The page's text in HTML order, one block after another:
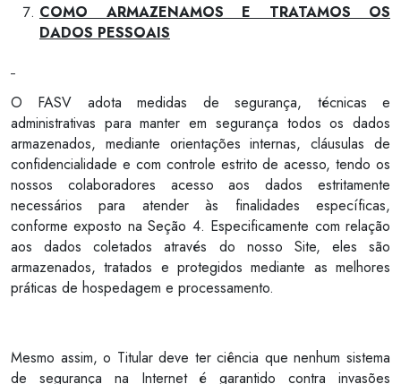
COMO ARMAZENAMOS E TRATAMOS OS
DADOS PESSOAIS
O FASV adota medidas de segurança, técnicas e
administrativas para manter em segurança todos os dados
armazenados, mediante orientações internas, cláusulas de
confidencialidade e com controle estrito de acesso, tendo os
nossos colaboradores acesso aos dados estritamente
necessários para atender às finalidades específicas,
conforme exposto na Seção 4. Especificamente com relação
aos dados coletados através do nosso Site, eles são
armazenados, tratados e protegidos mediante as melhores
práticas de hospedagem e processamento.
Mesmo assim, o Titular deve ter ciência que nenhum sistema
de segurança na Internet é garantido contra invasões